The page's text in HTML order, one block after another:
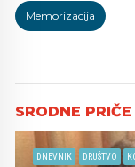
Memorizacija
DNEVNIK DRUŠTVO